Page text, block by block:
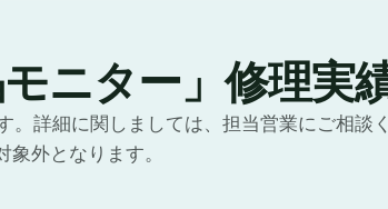
ニター」修理実
。詳細に関しましては、担当営業にご相
象外となります。